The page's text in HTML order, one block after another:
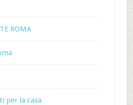
ROMA
per la casa